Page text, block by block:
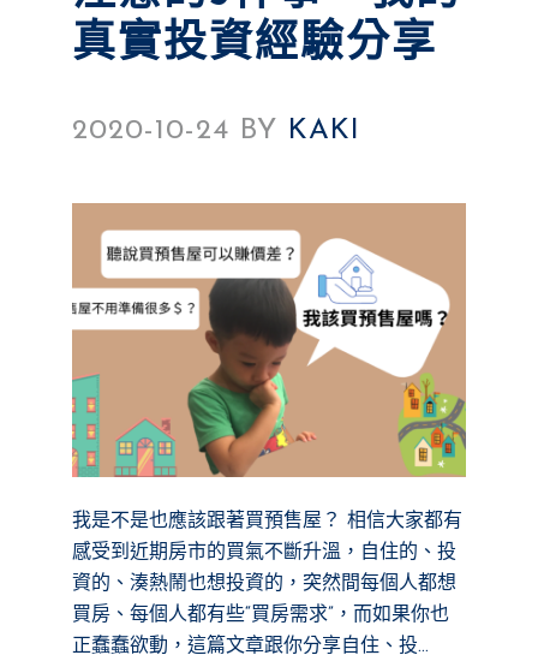
真實投資經驗分享
2020-10-24 BY KAKI
我是不是也應該跟著買預售屋？ 相信大家都有
感受到近期房市的買氣不斷升溫，自住的、投
資的、湊熱鬧也想投資的，突然間每個人都想
買房、每個人都有些“買房需求”，而如果你也
正蠢蠢欲動，這篇文章跟你分享自住、投…